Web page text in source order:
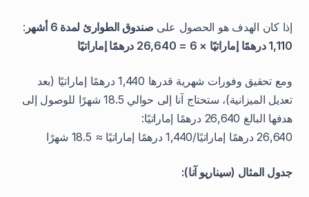
إذا كان الهدف هو الحصول على صندوق الطوارئ لمدة 6 أشهر
:
1,110 درهمًا إماراتيًا × 6 = 26,640 درهمًا إماراتيًا
ومع تحقيق وفورات شهرية قدرها 1,440 درهمًا إماراتيًا (بعد
تعديل الميزانية)، ستحتاج آنا إلى حوالي 18.5 شهرًا للوصول إلى
هدفها البالغ 26,640 درهمًا إماراتيًا:
26,640 درهمًا إماراتيًا/1,440 درهمًا إماراتيًا ≈ 18.5 شهرًا
جدول المثال (سيناريو آنا):